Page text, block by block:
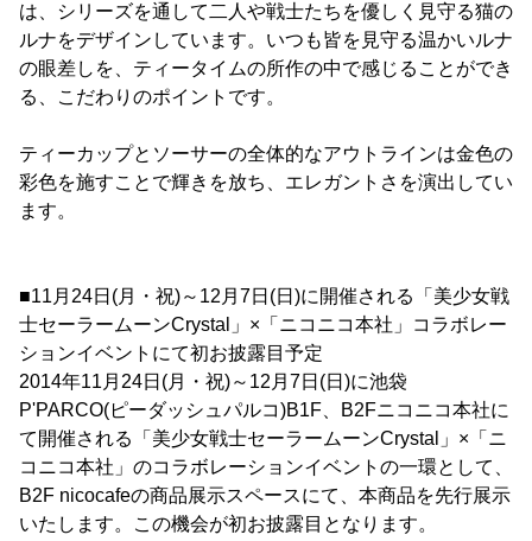
は、シリーズを通して二人や戦士たちを優しく見守る猫の
ルナをデザインしています。いつも皆を見守る温かいルナ
の眼差しを、ティータイムの所作の中で感じることができ
る、こだわりのポイントです。
ティーカップとソーサーの全体的なアウトラインは金色の
彩色を施すことで輝きを放ち、エレガントさを演出してい
ます。
■11月24日(月・祝)～12月7日(日)に開催される「美少女戦
士セーラームーンCrystal」×「ニコニコ本社」コラボレー
ションイベントにて初お披露目予定
2014年11月24日(月・祝)～12月7日(日)に池袋
P'PARCO(ピーダッシュパルコ)B1F、B2Fニコニコ本社に
て開催される「美少女戦士セーラームーンCrystal」×「ニ
コニコ本社」のコラボレーションイベントの一環として、
B2F nicocafeの商品展示スペースにて、本商品を先行展示
いたします。この機会が初お披露目となります。